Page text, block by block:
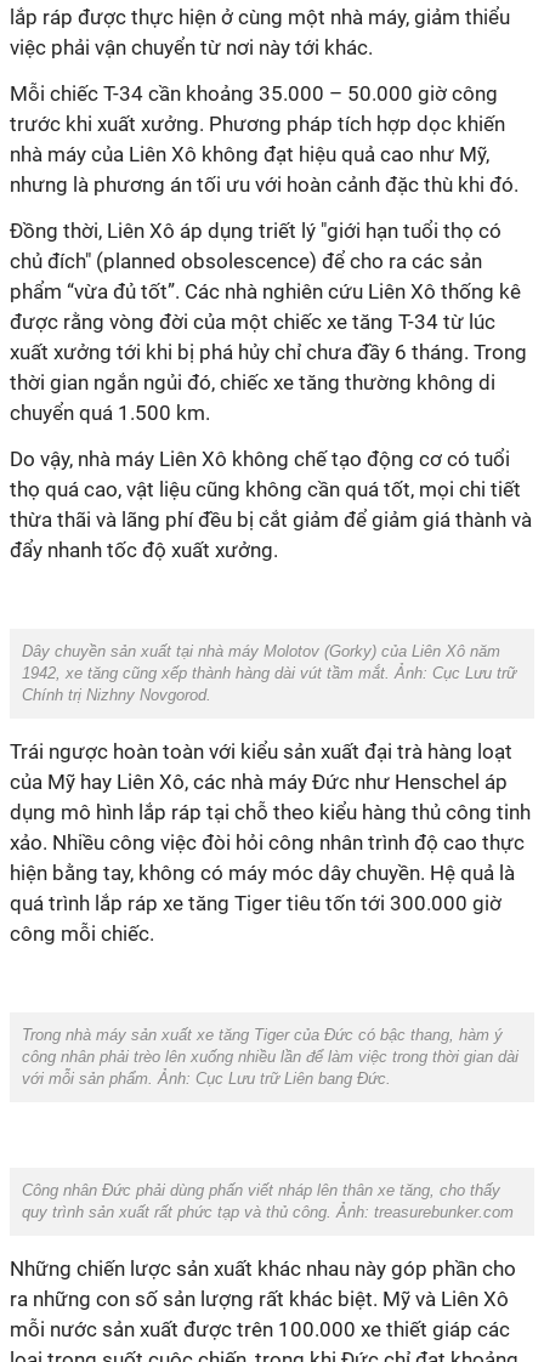
lắp ráp được thực hiện ở cùng một nhà máy, giảm thiểu
việc phải vận chuyển từ nơi này tới khác.
Mỗi chiếc T-34 cần khoảng 35.000 – 50.000 giờ công
trước khi xuất xưởng. Phương pháp tích hợp dọc khiến
nhà máy của Liên Xô không đạt hiệu quả cao như Mỹ,
nhưng là phương án tối ưu với hoàn cảnh đặc thù khi đó.
Đồng thời, Liên Xô áp dụng triết lý "giới hạn tuổi thọ có
chủ đích" (planned obsolescence) để cho ra các sản
phẩm “vừa đủ tốt”. Các nhà nghiên cứu Liên Xô thống kê
được rằng vòng đời của một chiếc xe tăng T-34 từ lúc
xuất xưởng tới khi bị phá hủy chỉ chưa đầy 6 tháng. Trong
thời gian ngắn ngủi đó, chiếc xe tăng thường không di
chuyển quá 1.500 km.
Do vậy, nhà máy Liên Xô không chế tạo động cơ có tuổi
thọ quá cao, vật liệu cũng không cần quá tốt, mọi chi tiết
thừa thãi và lãng phí đều bị cắt giảm để giảm giá thành và
đẩy nhanh tốc độ xuất xưởng.
Dây chuyền sản xuất tại nhà máy Molotov (Gorky) của Liên Xô năm
1942, xe tăng cũng xếp thành hàng dài vút tầm mắt. Ảnh: Cục Lưu trữ
Chính trị Nizhny Novgorod.
Trái ngược hoàn toàn với kiểu sản xuất đại trà hàng loạt
của Mỹ hay Liên Xô, các nhà máy Đức như Henschel áp
dụng mô hình lắp ráp tại chỗ theo kiểu hàng thủ công tinh
xảo. Nhiều công việc đòi hỏi công nhân trình độ cao thực
hiện bằng tay, không có máy móc dây chuyền. Hệ quả là
quá trình lắp ráp xe tăng Tiger tiêu tốn tới 300.000 giờ
công mỗi chiếc.
Trong nhà máy sản xuất xe tăng Tiger của Đức có bậc thang, hàm ý
công nhân phải trèo lên xuống nhiều lần để làm việc trong thời gian dài
với mỗi sản phẩm. Ảnh: Cục Lưu trữ Liên bang Đức.
Công nhân Đức phải dùng phấn viết nháp lên thân xe tăng, cho thấy
quy trình sản xuất rất phức tạp và thủ công. Ảnh: treasurebunker.com
Những chiến lược sản xuất khác nhau này góp phần cho
ra những con số sản lượng rất khác biệt. Mỹ và Liên Xô
mỗi nước sản xuất được trên 100.000 xe thiết giáp các